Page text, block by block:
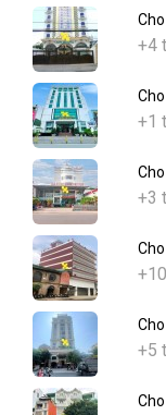
+4
+1
+3
+5